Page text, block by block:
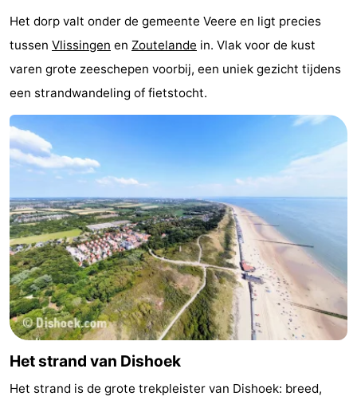
Zeeland
Vebenabos
-
Westduin
Last
minutes
Strand
Zien
&
doen
Bezienswaardigheden
-
Musea
-
Monumenten
-
Uitkijkpunten
Attracties
Speeltuinen
-
Het dorp valt onder de gemeente Veere en ligt precies
tussen Vlissingen en Zoutelande in. Vlak voor de kust
varen grote zeeschepen voorbij, een uniek gezicht tijdens
een strandwandeling of fietstocht.
Het strand van Dishoek
Het strand is de grote trekpleister van Dishoek: breed,